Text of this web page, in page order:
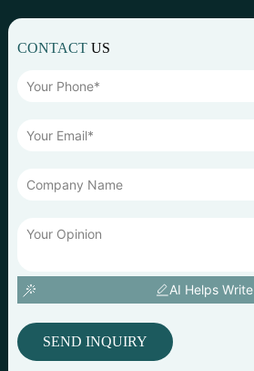
CONTACTUS
AI Helps Write
SEND INQUIRY